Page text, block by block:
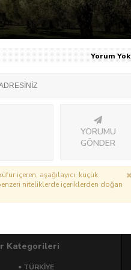
Yorum Yok
YORUMU
GÖNDER
içeren, aşağılayıcı, küçük
niteliklerde içeriklerden doğan
Kategorileri
TÜRKIYE